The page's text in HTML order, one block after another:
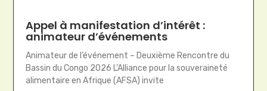
Appel à manifestation d’intérêt :
animateur d’événements
Animateur de l’événement – Deuxième Rencontre du
Bassin du Congo 2026 L’Alliance pour la souveraineté
alimentaire en Afrique (AFSA) invite